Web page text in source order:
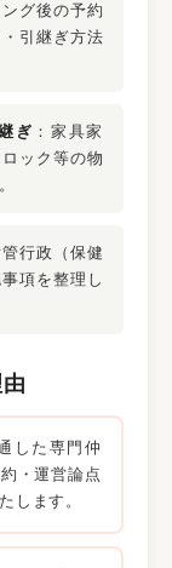
ング後の予約
引継ぎ方法
ぎ ：家具家
ック等の物
行政（保健
項を整理し
した専門仲
・運営論点
します。